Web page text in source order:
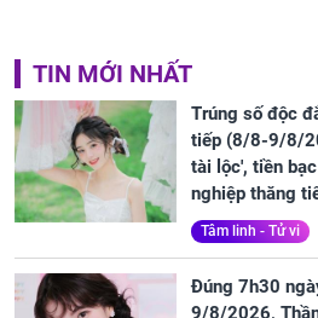
TIN MỚI NHẤT
Trúng số độc
tiếp (8/8-9/8/
tài lộc', tiền
nghiệp thăng
Tâm linh - Tử vi
Đúng 7h30